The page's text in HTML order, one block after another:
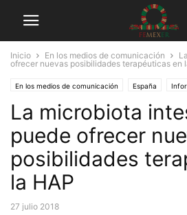
Inicio En los medios de comunicación
ofrecer nuevas posibilidades terapéuticas en
En los medios de comunicación España
Investigación médica Tuits
La microbiota
puede ofrecer
posibilidades
la HAP
27 julio 2018